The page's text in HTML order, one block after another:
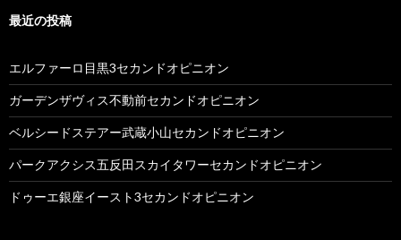
最近の投稿
エルファーロ目黒3セカンドオピニオン
ガーデンザヴィス不動前セカンドオピニオン
ベルシードステアー武蔵小山セカンドオピニオン
パークアクシス五反田スカイタワーセカンドオピニオン
ドゥーエ銀座イースト3セカンドオピニオン